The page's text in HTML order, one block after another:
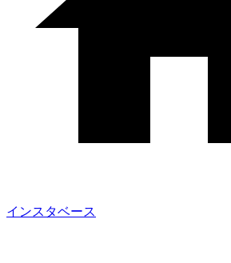
インスタベース